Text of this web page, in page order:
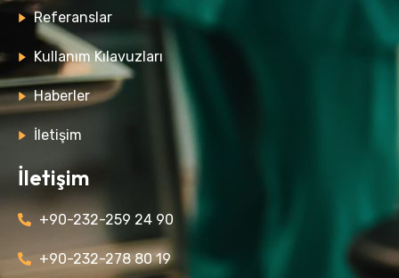
Referanslar
Kullanım Kılavuzları
Haberler
İletişim
İletişim
+90-232-259 24 90
+90-232-278 80 19